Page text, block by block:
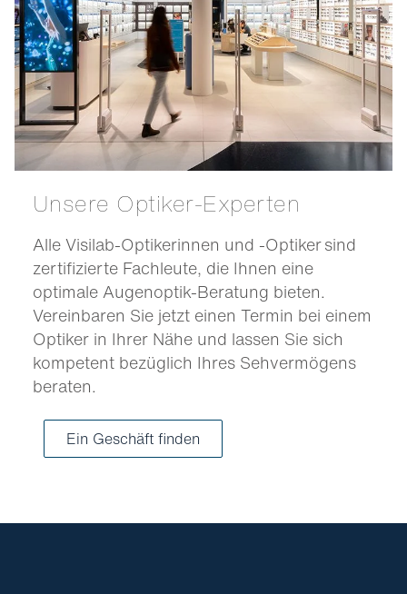
Unsere Optiker-Experten
Alle Visilab-Optikerinnen und -Optiker sind
zertifizierte Fachleute, die Ihnen eine
optimale Augenoptik-Beratung bieten.
Vereinbaren Sie jetzt einen Termin bei einem
Optiker in Ihrer Nähe und lassen Sie sich
kompetent bezüglich Ihres Sehvermögens
beraten.
Ein Geschäft finden